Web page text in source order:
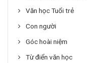
Văn học Tuổi trẻ
Con người
Góc hoài niệm
Từ điển văn học